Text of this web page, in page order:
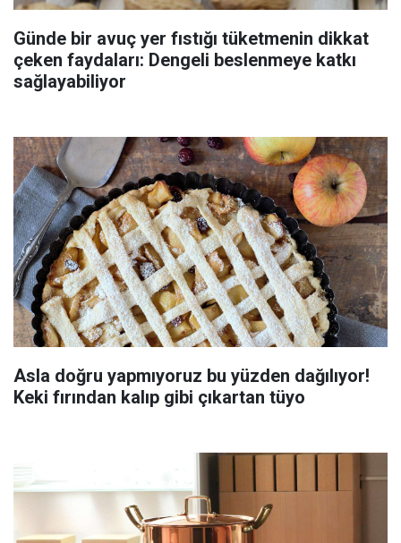
Günde bir avuç yer fıstığı tüketmenin dikkat
çeken faydaları: Dengeli beslenmeye katkı
sağlayabiliyor
Asla doğru yapmıyoruz bu yüzden dağılıyor!
Keki fırından kalıp gibi çıkartan tüyo